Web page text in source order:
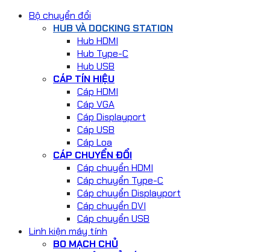
Bộ chuyển đổi
HUB VÀ DOCKING STATION
Hub HDMI
Hub Type-C
Hub USB
CÁP TÍN HIỆU
Cáp HDMI
Cáp VGA
Cáp Displayport
Cáp USB
Cáp Loa
CÁP CHUYỂN ĐỔI
Cáp chuyển HDMI
Cáp chuyển Type-C
Cáp chuyển Displayport
Cáp chuyển DVI
Cáp chuyển USB
Linh kiện máy tính
BO MẠCH CHỦ